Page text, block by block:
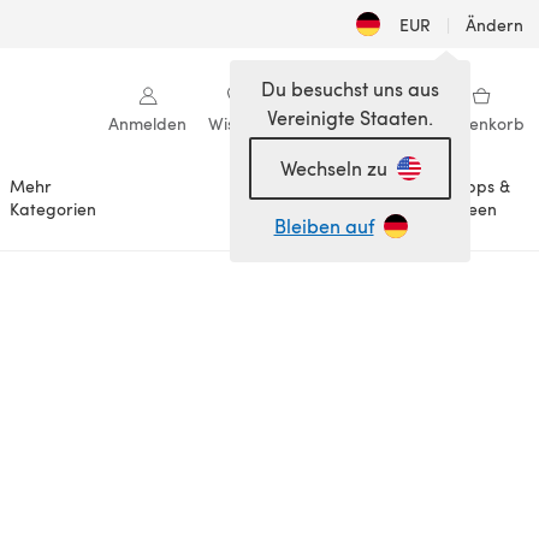
EUR | Ändern
Anmelden Wishlist Meine Bibliothek Warenkorb
Mehr
Kategorien
Anlässe
Tipps &
Ideen
Du besuchst uns aus
Vereinigte Staaten.
Wechseln zu
Bleiben auf